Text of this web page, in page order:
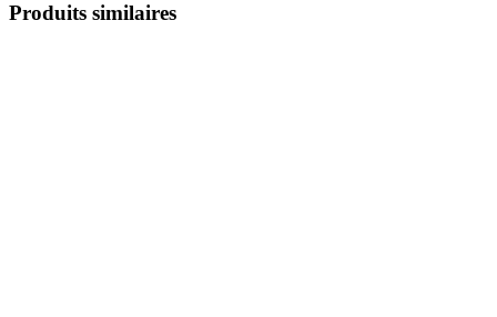
Produits similaires